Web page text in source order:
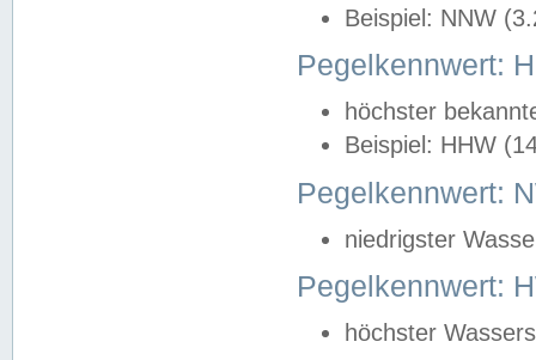
Beispiel: NNW
Pegelkennwert:
höchster
Beispiel: HHW
Pegelkennwert:
niedrigster
Pegelkennwert:
höchster